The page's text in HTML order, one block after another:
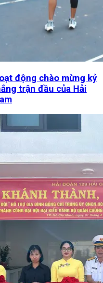
động chào mừng kỷ
trận đầu của Hải